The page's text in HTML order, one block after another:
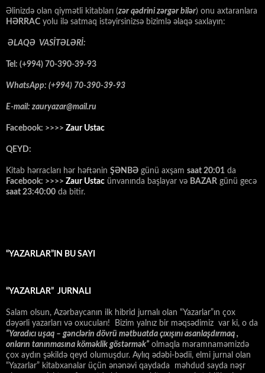
Əlinizdə olan qiymətli kitabları (zər qədrini zərgər bilər) onu axtaranlara
HƏRRAC yolu ilə satmaq istəyirsinizsə bizimlə əlaqə saxlayın:
ƏLAQƏ VASİTƏLƏRİ:
Tel: (+994) 70-390-39-93
WhatsApp: (+994) 70-390-39-93
E-mail: zauryazar@mail.ru
Facebook: >>>> Zaur Ustac
QEYD:
Kitab hərracları hər həftənin ŞƏNBƏ günü axşam saat 20:01 da
Facebook: >>>> Zaur Ustac ünvanında başlayar və BAZAR günü gecə
saat 23:40:00 da bitir.
“YAZARLAR”IN BU SAYI
“YAZARLAR” JURNALI
Salam olsun, Azərbaycanın ilk hibrid jurnalı olan “Yazarlar”ın çox
dəyərli yazarları və oxucuları! Bizim yalnız bir məqsədimiz var ki, o da
“Yaradıcı uşaq – gәnclәrin dövrü mәtbuatda çıxışını asanlaşdırmaq ,
onların tanınmasına kömәklik göstәrmәk” olmaqla məramnaməmizdə
çox aydın şəkildə qeyd olumuşdur. Aylıq ədəbi-bədii, elmi jurnal olan
“Yazarlar” kitabxanalar üçün ənənəvi qaydada məhdud sayda nəşr